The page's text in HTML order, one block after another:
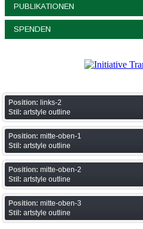
PUBLIKATIONEN
SPENDEN
Position: links-2
Stil: artstyle outline
Position: mitte-oben-1
Stil: artstyle outline
Position: mitte-oben-2
Stil: artstyle outline
Position: mitte-oben-3
Stil: artstyle outline